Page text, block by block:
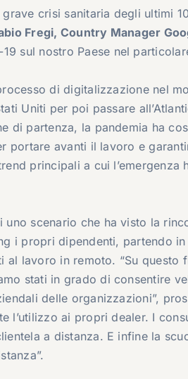
grave crisi sanitaria degli ultimi
Fregi, Country Manager
sul nostro Paese nel
di digitalizzazione nel
Uniti per poi passare
di partenza, la pandemia ha
portare avanti il lavoro e
principali a cui
uno scenario che ha visto la
i propri dipendenti, partendo
al lavoro in remoto. “Su
stati in grado di consentire
delle organizzazioni”,
l’utilizzo ai propri dealer. I
a distanza. E infine la